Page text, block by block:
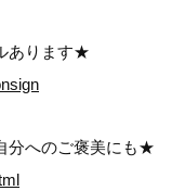
あります★
分へのご褒美にも★